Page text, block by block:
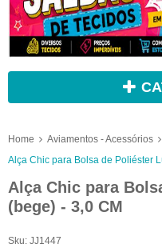
Home
Aviamentos - Acessórios
Alça Chic para Bolsa de Poliéster
Alça Chic para
(bege) - 3,0 CM
Sku: JJ1447